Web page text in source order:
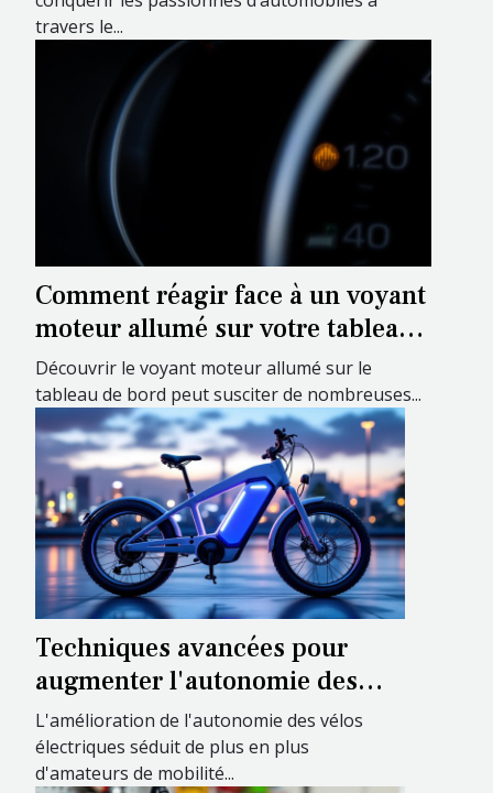
travers le...
Comment réagir face à un voyant
moteur allumé sur votre tableau
de bord ?
Découvrir le voyant moteur allumé sur le
tableau de bord peut susciter de nombreuses...
Techniques avancées pour
augmenter l'autonomie des
vélos électriques
L'amélioration de l'autonomie des vélos
électriques séduit de plus en plus
d'amateurs de mobilité...